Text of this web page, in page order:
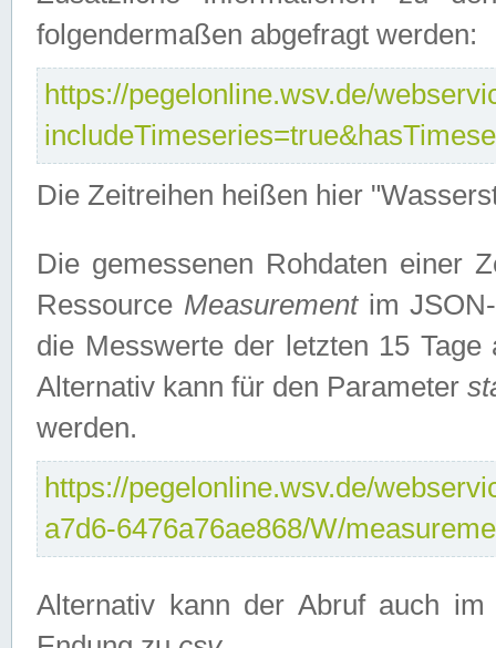
folgendermaßen abgefragt werden:
https://pegelonline.wsv.de/
Die Zeitreihen heißen hier
Die gemessenen Rohdaten einer
Ressource Measurementim JSON-
die Messwerte der letzten 15
Alternativ kann für den Parameter
werden.
https://pegelonline.wsv.de/
a7d6-6476a76ae868/W/
Alternativ kann der Abruf auch